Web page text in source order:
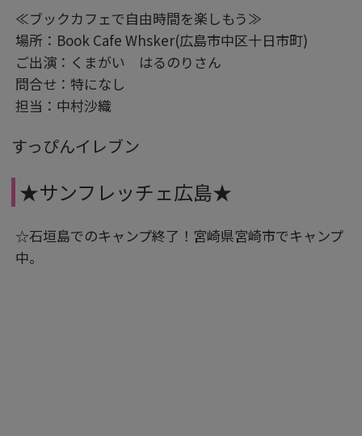
≪ブックカフェで自由時間を楽しもう≫
場所：Book Cafe Whsker(広島市中区十日市町)
ご出演：くまがい はるのりさん
問合せ：特になし
担当：中村沙織
すっぴんイレブン
★サンフレッチェ広島★
☆石垣島でのキャンプ終了！宮崎県宮崎市でキャンプ
中。